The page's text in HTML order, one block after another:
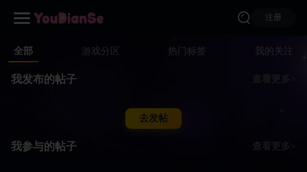
注册
全部 游戏分区 热门标签 我的关注
我发布的帖子
去发帖
我参与的帖子